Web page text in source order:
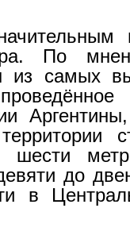
По
из самых
шести
до
в